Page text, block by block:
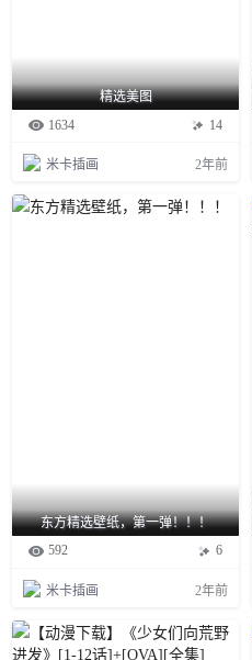
精选美图
1634
14
米卡插画 2年前
东方精选壁纸，第一弹！！！
592
6
米卡插画 2年前